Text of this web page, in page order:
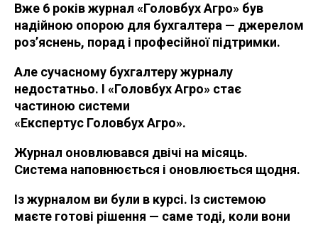
Вже 6 років журнал «Головбух Агро» був
надійною опорою для бухгалтера — джерелом
роз’яснень, порад і професійної підтримки.
Але сучасному бухгалтеру журналу
недостатньо. І «Головбух Агро» стає
частиною системи
«Експертус Головбух Агро».
Журнал оновлювався двічі на місяць.
Система наповнюється і оновлюється щодня.
Із журналом ви були в курсі. Із системою
маєте готові рішення — саме тоді, коли вони